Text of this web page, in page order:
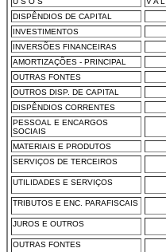
DISPÊNDIOS DE CAPITAL
INVESTIMENTOS
INVERSÕES FINANCEIRAS
AMORTIZAÇÕES - PRINCIPAL
OUTRAS FONTES
OUTROS DISP. DE CAPITAL
DISPÊNDIOS CORRENTES
PESSOAL E ENCARGOS
SOCIAIS
MATERIAIS E PRODUTOS
SERVIÇOS DE TERCEIROS
UTILIDADES E SERVIÇOS
TRIBUTOS E ENC. PARAFISCAIS
JUROS E OUTROS
OUTRAS FONTES